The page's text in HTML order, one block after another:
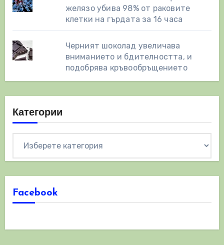
желязо убива 98% от раковите
клетки на гърдата за 16 часа
Черният шоколад увеличава
вниманието и бдителността, и
подобрява кръвообръщението
Категории
Facebook